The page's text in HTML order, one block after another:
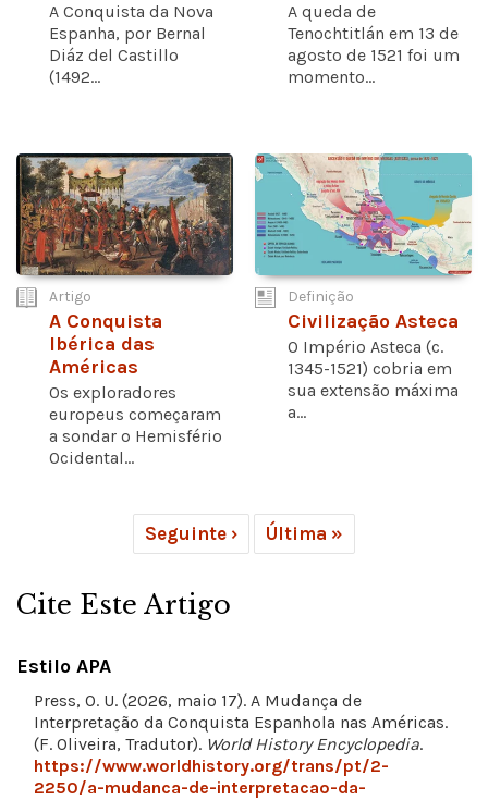
A Conquista da Nova
Espanha, por Bernal
Diáz del Castillo
(1492...
A queda de
Tenochtitlán em 13 de
agosto de 1521 foi um
momento...
Artigo
A Conquista
Ibérica das
Américas
Os exploradores
europeus começaram
a sondar o Hemisfério
Ocidental...
Definição
Civilização Asteca
O Império Asteca (c.
1345-1521) cobria em
sua extensão máxima
a...
Seguinte › Última »
Cite Este Artigo
Estilo APA
Press, O. U. (2026, maio 17). A Mudança de
Interpretação da Conquista Espanhola nas Américas.
(F. Oliveira, Tradutor). World History Encyclopedia.
https://www.worldhistory.org/trans/pt/2-
2250/a-mudanca-de-interpretacao-da-